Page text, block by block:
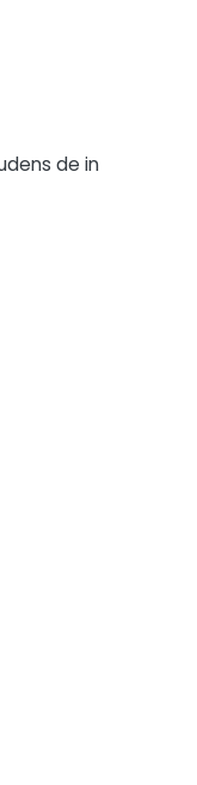
de in